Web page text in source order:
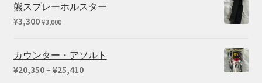
熊スプレーホルスター
¥3,300 ¥3,000
カウンター・アソルト
¥20,350– ¥25,410価